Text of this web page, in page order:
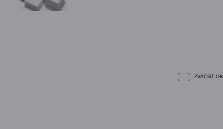
ZVÄČŠIŤ